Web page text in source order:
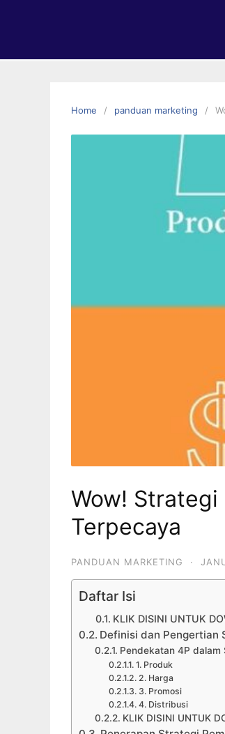
Home panduan marketing
Wow! Strategi
Terpecaya
PANDUAN MARKETING ·
Daftar Isi
KLIK DISINI UNTUK
Definisi dan Pengertian
Pendekatan 4P dalam
1. Produk
2. Harga
3. Promosi
4. Distribusi
KLIK DISINI UNTUK